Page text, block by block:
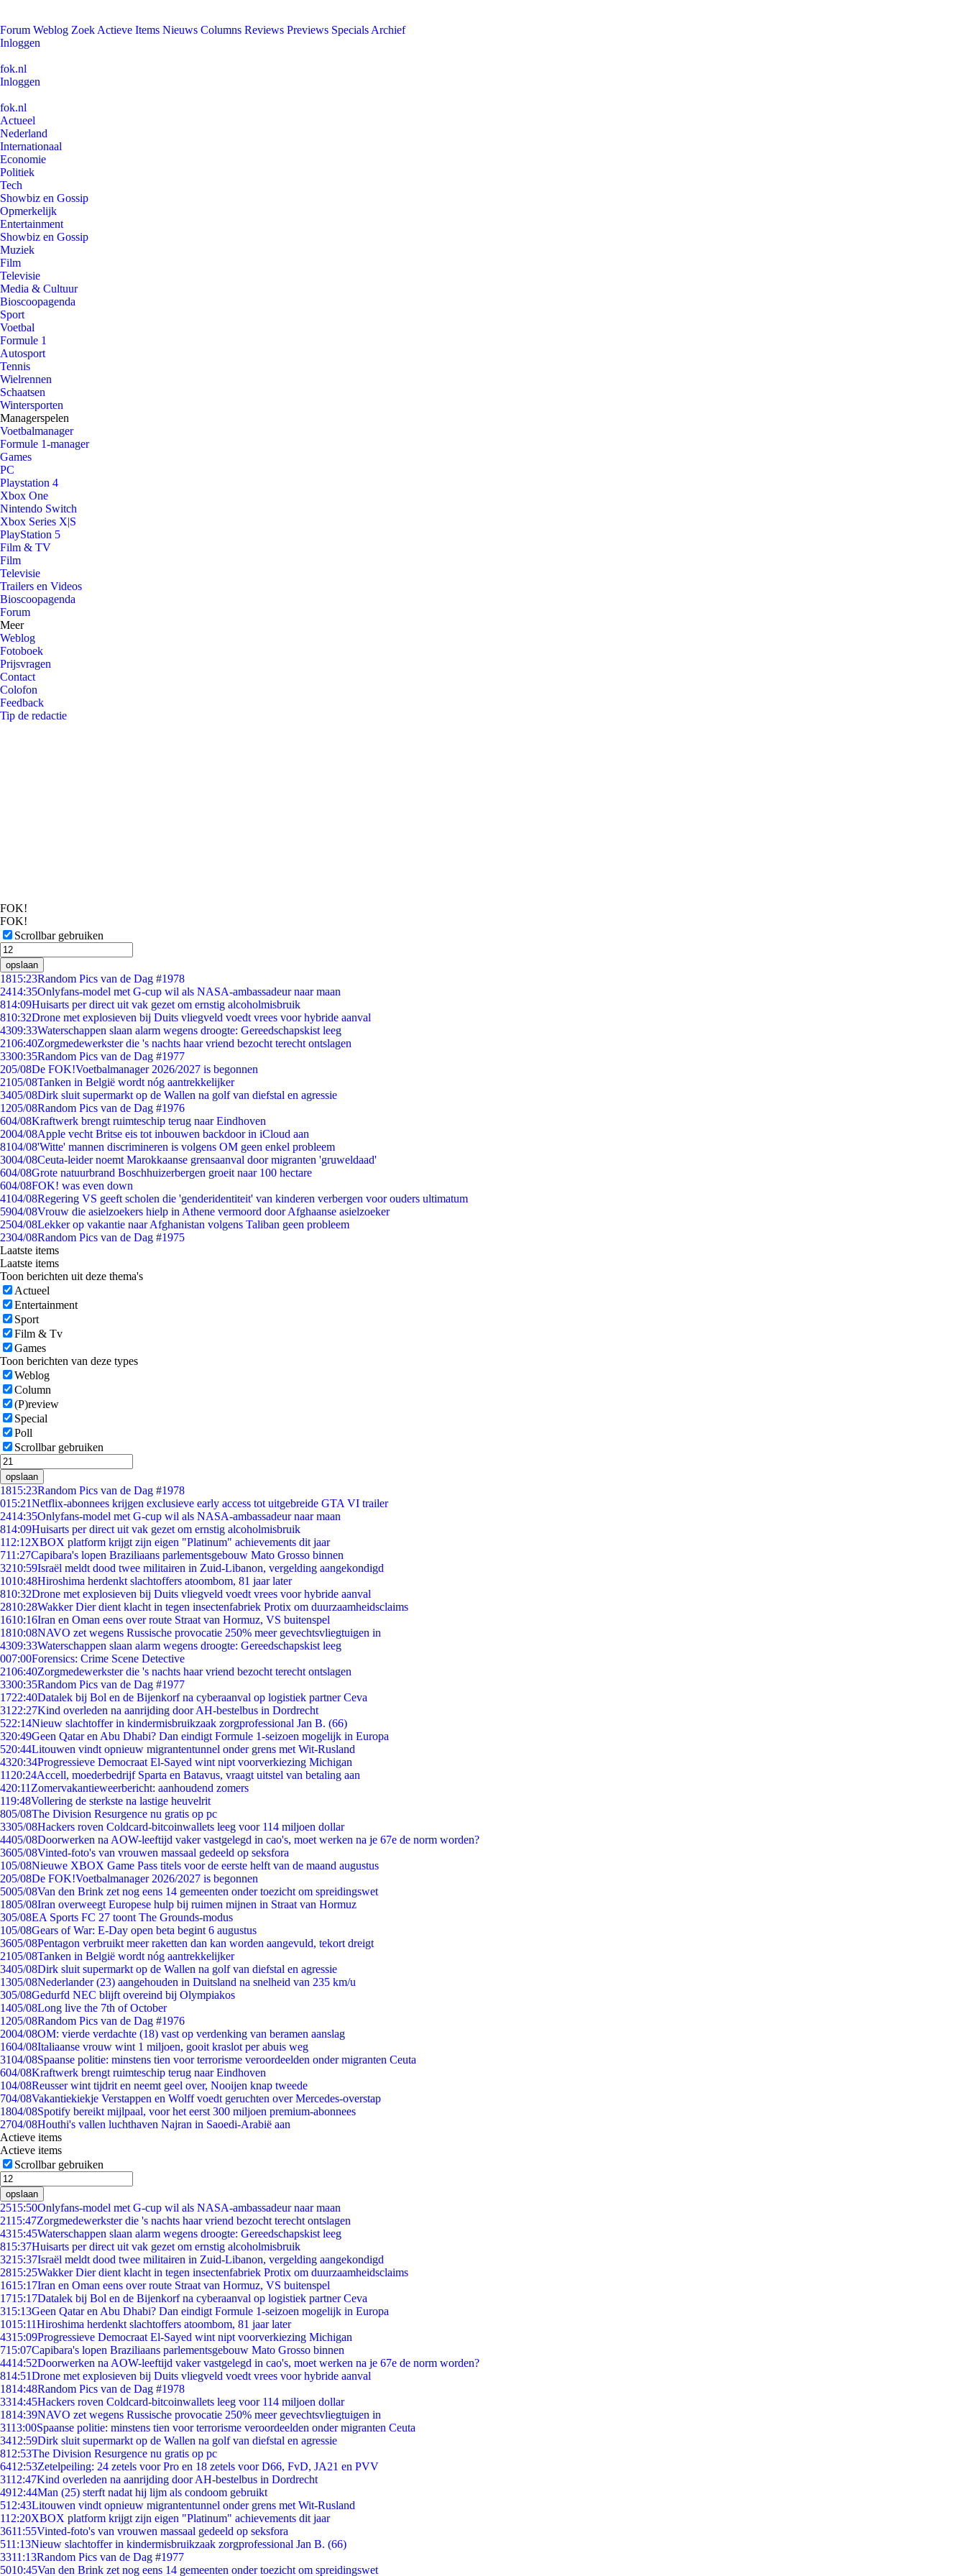
Forum Weblog Zoek Actieve Items Nieuws Columns Reviews Previews Specials Archief
Inloggen
fok.nl
Inloggen
fok.nl
Actueel
Nederland
Internationaal
Economie
Politiek
Tech
Showbiz en Gossip
Opmerkelijk
Entertainment
Showbiz en Gossip
Muziek
Film
Televisie
Media & Cultuur
Bioscoopagenda
Sport
Voetbal
Formule 1
Autosport
Tennis
Wielrennen
Schaatsen
Wintersporten
Managerspelen
Voetbalmanager
Formule 1-manager
Games
PC
Playstation 4
Xbox One
Nintendo Switch
Xbox Series X|S
PlayStation 5
Film & TV
Film
Televisie
Trailers en Videos
Bioscoopagenda
Forum
Meer
Weblog
Fotoboek
Prijsvragen
Contact
Colofon
Feedback
Tip de redactie
FOK!
FOK!
Scrollbar gebruiken
opslaan
1815:23Random Pics van de Dag #1978
2414:35Onlyfans-model met G-cup wil als NASA-ambassadeur naar maan
814:09Huisarts per direct uit vak gezet om ernstig alcoholmisbruik
810:32Drone met explosieven bij Duits vliegveld voedt vrees voor hybride aanval
4309:33Waterschappen slaan alarm wegens droogte: Gereedschapskist leeg
2106:40Zorgmedewerkster die 's nachts haar vriend bezocht terecht ontslagen
3300:35Random Pics van de Dag #1977
205/08De FOK!Voetbalmanager 2026/2027 is begonnen
2105/08Tanken in België wordt nóg aantrekkelijker
3405/08Dirk sluit supermarkt op de Wallen na golf van diefstal en agressie
1205/08Random Pics van de Dag #1976
604/08Kraftwerk brengt ruimteschip terug naar Eindhoven
2004/08Apple vecht Britse eis tot inbouwen backdoor in iCloud aan
8104/08'Witte' mannen discrimineren is volgens OM geen enkel probleem
3004/08Ceuta-leider noemt Marokkaanse grensaanval door migranten 'gruweldaad'
604/08Grote natuurbrand Boschhuizerbergen groeit naar 100 hectare
604/08FOK! was even down
4104/08Regering VS geeft scholen die 'genderidentiteit' van kinderen verbergen voor ouders ultimatum
5904/08Vrouw die asielzoekers hielp in Athene vermoord door Afghaanse asielzoeker
2504/08Lekker op vakantie naar Afghanistan volgens Taliban geen probleem
2304/08Random Pics van de Dag #1975
Laatste items
Laatste items
Toon berichten uit deze thema's
Actueel
Entertainment
Sport
Film & Tv
Games
Toon berichten van deze types
Weblog
Column
(P)review
Special
Poll
Scrollbar gebruiken
opslaan
1815:23Random Pics van de Dag #1978
015:21Netflix-abonnees krijgen exclusieve early access tot uitgebreide GTA VI trailer
2414:35Onlyfans-model met G-cup wil als NASA-ambassadeur naar maan
814:09Huisarts per direct uit vak gezet om ernstig alcoholmisbruik
112:12XBOX platform krijgt zijn eigen "Platinum" achievements dit jaar
711:27Capibara's lopen Braziliaans parlementsgebouw Mato Grosso binnen
3210:59Israël meldt dood twee militairen in Zuid-Libanon, vergelding aangekondigd
1010:48Hiroshima herdenkt slachtoffers atoombom, 81 jaar later
810:32Drone met explosieven bij Duits vliegveld voedt vrees voor hybride aanval
2810:28Wakker Dier dient klacht in tegen insectenfabriek Protix om duurzaamheidsclaims
1610:16Iran en Oman eens over route Straat van Hormuz, VS buitenspel
1810:08NAVO zet wegens Russische provocatie 250% meer gevechtsvliegtuigen in
4309:33Waterschappen slaan alarm wegens droogte: Gereedschapskist leeg
007:00Forensics: Crime Scene Detective
2106:40Zorgmedewerkster die 's nachts haar vriend bezocht terecht ontslagen
3300:35Random Pics van de Dag #1977
1722:40Datalek bij Bol en de Bijenkorf na cyberaanval op logistiek partner Ceva
31 22:27Kind overleden na aanrijding door AH-bestelbus in Dordrecht
522:14Nieuw slachtoffer in kindermisbruikzaak zorgprofessional Jan B. (66)
320:49Geen Qatar en Abu Dhabi? Dan eindigt Formule 1-seizoen mogelijk in Europa
520:44Litouwen vindt opnieuw migrantentunnel onder grens met Wit-Rusland
4320:34Progressieve Democraat El-Sayed wint nipt voorverkiezing Michigan
11 20:24Accell, moederbedrijf Sparta en Batavus, vraagt uitstel van betaling aan
420:11 Zomervakantieweerbericht: aanhoudend zomers
119:48Vollering de sterkste na lastige heuvelrit
805/08The Division Resurgence nu gratis op pc
3305/08Hackers roven Coldcard-bitcoinwallets leeg voor 114 miljoen dollar
4405/08Doorwerken na AOW-leeftijd vaker vastgelegd in cao's, moet werken na je 67e de norm worden?
3605/08Vinted-foto's van vrouwen massaal gedeeld op seksfora
105/08Nieuwe XBOX Game Pass titels voor de eerste helft van de maand augustus
205/08De FOK!Voetbalmanager 2026/2027 is begonnen
5005/08Van den Brink zet nog eens 14 gemeenten onder toezicht om spreidingswet
1805/08Iran overweegt Europese hulp bij ruimen mijnen in Straat van Hormuz
305/08EA Sports FC 27 toont The Grounds-modus
105/08Gears of War: E-Day open beta begint 6 augustus
3605/08Pentagon verbruikt meer raketten dan kan worden aangevuld, tekort dreigt
2105/08Tanken in België wordt nóg aantrekkelijker
3405/08Dirk sluit supermarkt op de Wallen na golf van diefstal en agressie
1305/08Nederlander (23) aangehouden in Duitsland na snelheid van 235 km/u
305/08Gedurfd NEC blijft overeind bij Olympiakos
1405/08Long live the 7th of October
1205/08Random Pics van de Dag #1976
2004/08OM: vierde verdachte (18) vast op verdenking van beramen aanslag
1604/08Italiaanse vrouw wint 1 miljoen, gooit kraslot per abuis weg
3104/08Spaanse politie: minstens tien voor terrorisme veroordeelden onder migranten Ceuta
604/08Kraftwerk brengt ruimteschip terug naar Eindhoven
104/08Reusser wint tijdrit en neemt geel over, Nooijen knap tweede
704/08Vakantiekiekje Verstappen en Wolff voedt geruchten over Mercedes-overstap
1804/08Spotify bereikt mijlpaal, voor het eerst 300 miljoen premium-abonnees
2704/08Houthi's vallen luchthaven Najran in Saoedi-Arabië aan
Actieve items
Actieve items
Scrollbar gebruiken
opslaan
2515:50Onlyfans-model met G-cup wil als NASA-ambassadeur naar maan
2115:47Zorgmedewerkster die 's nachts haar vriend bezocht terecht ontslagen
4315:45Waterschappen slaan alarm wegens droogte: Gereedschapskist leeg
815:37Huisarts per direct uit vak gezet om ernstig alcoholmisbruik
3215:37Israël meldt dood twee militairen in Zuid-Libanon, vergelding aangekondigd
2815:25Wakker Dier dient klacht in tegen insectenfabriek Protix om duurzaamheidsclaims
1615:17Iran en Oman eens over route Straat van Hormuz, VS buitenspel
1715:17Datalek bij Bol en de Bijenkorf na cyberaanval op logistiek partner Ceva
315:13Geen Qatar en Abu Dhabi? Dan eindigt Formule 1-seizoen mogelijk in Europa
1015:11Hiroshima herdenkt slachtoffers atoombom, 81 jaar later
4315:09Progressieve Democraat El-Sayed wint nipt voorverkiezing Michigan
715:07Capibara's lopen Braziliaans parlementsgebouw Mato Grosso binnen
4414:52Doorwerken na AOW-leeftijd vaker vastgelegd in cao's, moet werken na je 67e de norm worden?
814:51Drone met explosieven bij Duits vliegveld voedt vrees voor hybride aanval
1814:48Random Pics van de Dag #1978
3314:45Hackers roven Coldcard-bitcoinwallets leeg voor 114 miljoen dollar
1814:39NAVO zet wegens Russische provocatie 250% meer gevechtsvliegtuigen in
3113:00Spaanse politie: minstens tien voor terrorisme veroordeelden onder migranten Ceuta
3412:59Dirk sluit supermarkt op de Wallen na golf van diefstal en agressie
812:53The Division Resurgence nu gratis op pc
6412:53Zetelpeiling: 24 zetels voor Pro en 18 zetels voor D66, FvD, JA21 en PVV
3112:47Kind overleden na aanrijding door AH-bestelbus in Dordrecht
4912:44Man (25) sterft nadat hij lijm als condoom gebruikt
512:43Litouwen vindt opnieuw migrantentunnel onder grens met Wit-Rusland
112:20XBOX platform krijgt zijn eigen "Platinum" achievements dit jaar
3611:55Vinted-foto's van vrouwen massaal gedeeld op seksfora
511:13Nieuw slachtoffer in kindermisbruikzaak zorgprofessional Jan B. (66)
3311:13Random Pics van de Dag #1977
5010:45Van den Brink zet nog eens 14 gemeenten onder toezicht om spreidingswet